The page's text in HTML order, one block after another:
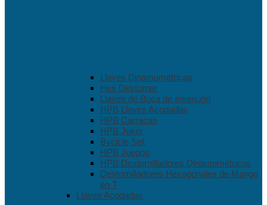
Llaves Dinamométricas
Hex Destorpar
Llaves de Boca de Inserción
HPB Llaves Acodadas
HPB Carracas
HPB Joker
Bycicle Set
HPB Juegos
HPB Destornilladores Dinamométricos
Destornilladores Hexagonales de Mango
en T
Llaves Acodadas